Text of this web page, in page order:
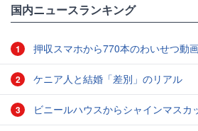
国内ニュースランキング
1 押収スマホから770本のわいせつ動画 15歳少女に酒と薬飲ませ性的暴行か 54歳
2 ケニア人と結婚「差別」のリアル
3 ビニールハウスからシャインマスカット約200房を盗んだ疑い ネッ